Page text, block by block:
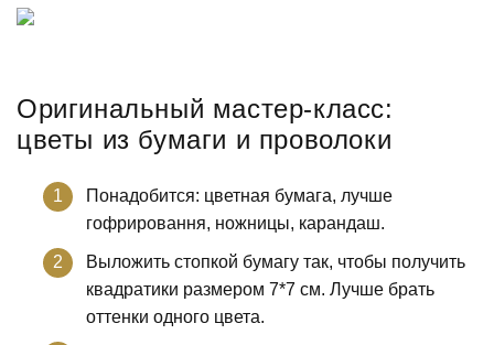
Оригинальный мастер-класс:
цветы из бумаги и проволоки
Понадобится: цветная бумага, лучше
гофрировання, ножницы, карандаш.
Выложить стопкой бумагу так, чтобы получить
квадратики размером 7*7 см. Лучше брать
оттенки одного цвета.